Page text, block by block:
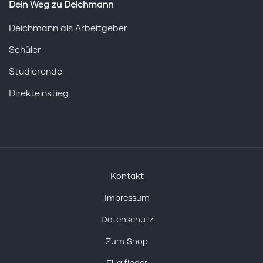
Dein Weg zu Deichmann
Deichmann als Arbeitgeber
Schüler
Studierende
Direkteinstieg
Kontakt
Impressum
Datenschutz
Zum Shop